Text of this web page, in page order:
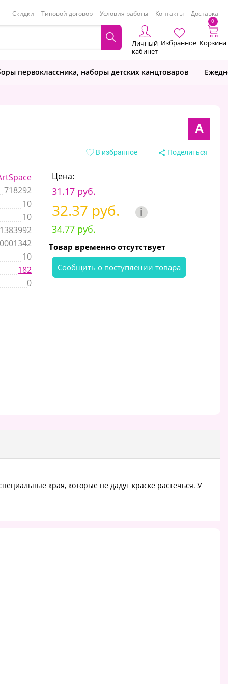
Скидки Типовой договор Условия работы Контакты Доставка
Личный
кабинет
Избранное
0
Корзина
первоклассника, наборы детских канцтоваров
A
В избранное Поделиться
718292
10
10
10
182
0
Цена:
31.17 руб.
32.37 руб. i
34.77 руб.
Товар временно отсутствует
Cообщить о поступлении товара
края, которые не дадут краске растечься. У